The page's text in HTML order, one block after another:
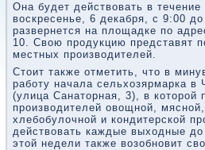
Она будет действовать в
воскресенье, 6 декабря, с 9:00
развернется на площадке по
10. Свою продукцию представят
местных производителей.
Стоит также отметить, что в
работу начала сельхозярмарка в
(улица Санаторная, 3), в которой
производителей овощной,
хлебобулочной и кондитерской
действовать каждые выходные
этой недели также возобновит